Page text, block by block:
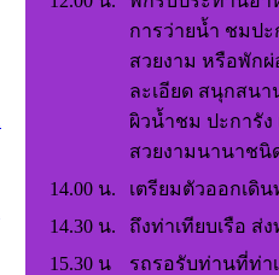
การว่ายน้ำ ชมปะ
สวยงาม หรือพัก
ละเอียด สนุกสนา
ผิวน้ำชม ปะการัง
สวยงามนานาชนิ
14.00 น.
เตรียมตัวออกเดิ
14.30 น.
ถึงท่าเทียบเรือ ส่
15.30 น
รถรอรับท่านที่ท่า